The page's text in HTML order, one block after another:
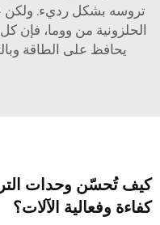
تروسه بشكل رديء. ولكن
الحلزونية من ووما، فإن
يحافظ على الطاقة
كيف تُحسّن وحدات
كفاءة وفعالية الآلات؟